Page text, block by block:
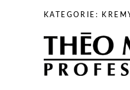
Excellence
Cream
liftingujący
KATEGORIE: